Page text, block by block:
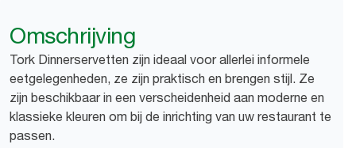
Omschrijving
Tork Dinnerservetten zijn ideaal voor allerlei informele
eetgelegenheden, ze zijn praktisch en brengen stijl. Ze
zijn beschikbaar in een verscheidenheid aan moderne en
klassieke kleuren om bij de inrichting van uw restaurant te
passen.